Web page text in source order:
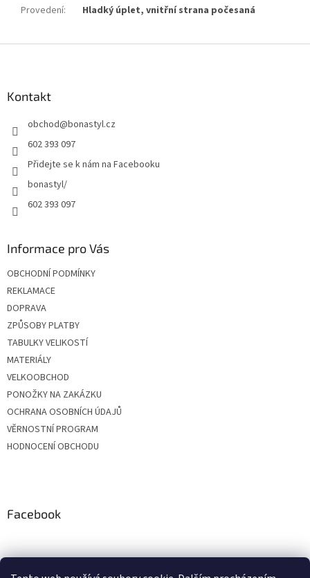
Provedení: Hladký úplet, vnitřní strana počesaná
Kontakt
obchod@bonastyl.cz
602 393 097
Přidejte se k nám na Facebooku
bonastyl/
602 393 097
Informace pro Vás
OBCHODNÍ PODMÍNKY
REKLAMACE
DOPRAVA
ZPŮSOBY PLATBY
TABULKY VELIKOSTÍ
MATERIÁLY
VELKOOBCHOD
PONOŽKY NA ZAKÁZKU
OCHRANA OSOBNÍCH ÚDAJŮ
VĚRNOSTNÍ PROGRAM
HODNOCENÍ OBCHODU
Facebook